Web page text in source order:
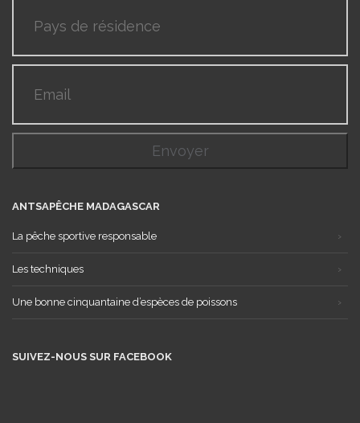
ANTSAPÊCHE MADAGASCAR
La pêche sportive responsable
Les techniques
Une bonne cinquantaine d’espèces de poissons
SUIVEZ-NOUS SUR FACEBOOK